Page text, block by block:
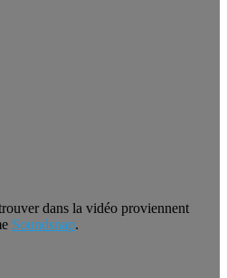
dans la vidéo proviennent
Soundsnap.